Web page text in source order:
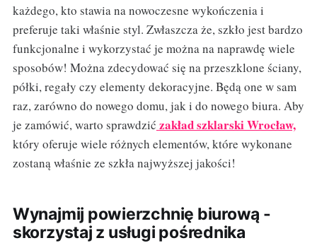
każdego, kto stawia na nowoczesne wykończenia i
preferuje taki właśnie styl. Zwłaszcza że, szkło jest bardzo
funkcjonalne i wykorzystać je można na naprawdę wiele
sposobów! Można zdecydować się na przeszklone ściany,
półki, regały czy elementy dekoracyjne. Będą one w sam
raz, zarówno do nowego domu, jak i do nowego biura. Aby
je zamówić, warto sprawdzić zakład szklarski Wrocław,
który oferuje wiele różnych elementów, które wykonane
zostaną właśnie ze szkła najwyższej jakości!
Wynajmij powierzchnię biurową -
skorzystaj z usługi pośrednika